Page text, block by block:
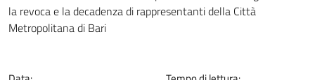
la revoca e la decadenza di rappresentanti della Città
Metropolitana di Bari